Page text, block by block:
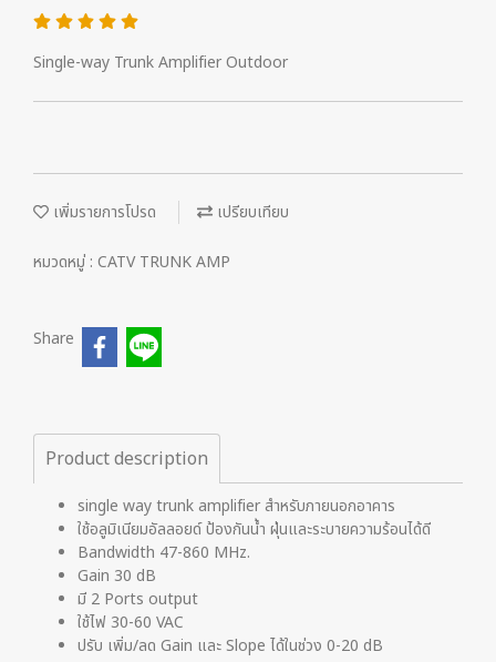
Single-way Trunk Amplifier Outdoor
เพิ่มรายการโปรด เปรียบเทียบ
หมวดหมู่ : CATV TRUNK AMP
Share
Product description
single way trunk amplifier สำหรับภายนอกอาคาร
ใช้อลูมิเนียมอัลลอยด์ ป้องกันน้ำ ฝุ่นและระบายความร้อนได้ดี
Bandwidth 47-860 MHz.
Gain 30 dB
มี 2 Ports output
ใช้ไฟ 30-60 VAC
ปรับ เพิ่ม/ลด Gain และ Slope ได้ในช่วง 0-20 dB